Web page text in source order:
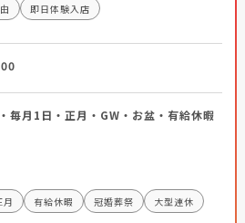
即日体験入店
毎月1日・正月・GW・お盆・有給休暇
月 有給休暇 冠婚葬祭 大型連休